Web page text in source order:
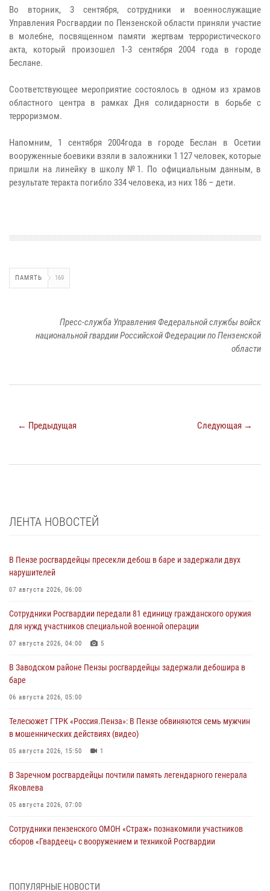
Во вторник, 3 сентября, сотрудники и военнослужащие
Управления Росгвардии по Пензенской области приняли участие
в молебне, посвященном памяти жертвам террористического
акта, который произошел 1-3 сентября 2004 года в городе
Беслане.
Соответствующее мероприятие состоялось в одном из храмов
областного центра в рамках Дня солидарности в борьбе с
терроризмом.
Напомним, 1 сентября 2004года в городе Беслан в Осетии
вооруженные боевики взяли в заложники 1 127 человек, которые
пришли на линейку в школу №1. По официальным данным, в
результате теракта погибло 334 человека, из них 186 – дети.
ПАМЯТЬ 169
Пресс-служба Управления Федеральной службы войск
национальной гвардии Российской Федерации по Пензенской
области
← Предыдущая Следующая →
ЛЕНТА НОВОСТЕЙ
В Пензе росгвардейцы пресекли дебош в баре и задержали двух
нарушителей
07 августа 2026, 06:00
Сотрудники Росгвардии передали 81 единицу гражданского оружия
для нужд участников специальной военной операции
07 августа 2026, 04:00 5
В Заводском районе Пензы росгвардейцы задержали дебошира в
баре
06 августа 2026, 05:00
Телесюжет ГТРК «Россия.Пенза»: В Пензе обвиняются семь мужчин
в мошеннических действиях (видео)
05 августа 2026, 15:50 1
В Заречном росгвардейцы почтили память легендарного генерала
Яковлева
05 августа 2026, 07:00
Сотрудники пензенского ОМОН «Страж» познакомили участников
сборов «Гвардеец» с вооружением и техникой Росгвардии
В Пензе сотрудники Росгвардии оказали помощь
ПОПУЛЯРНЫЕ НОВОСТИ